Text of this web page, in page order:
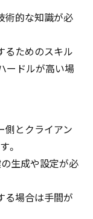
術的な知識が必
るためのスキル
ードルが高い場
側とクライアン
。
生成や設定が必
る場合は手間が